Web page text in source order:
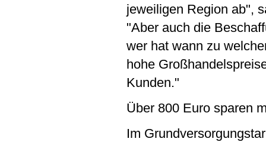
jeweiligen Region ab",
"Aber auch die
wer hat wann zu
hohe
Kunden."
Über 800 Euro sparen
Im